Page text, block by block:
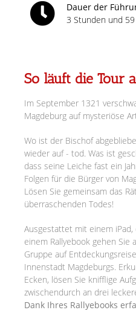
Dauer der
3 Stunden und
So läuft die Tour
Im September 1321
Magdeburg auf mysteriöse
Wo ist der Bischof
wieder auf - tod. Was ist
dass seine Leiche fast ein
Folgen für die Bürger von
Lösen Sie gemeinsam das
überraschenden Todes!
Ausgestattet mit einem
einem Rallyebook gehen Sie
Gruppe auf
Innenstadt Magdeburgs.
Ecken, lösen Sie knifflige
zwischendurch an drei
Dank Ihres Rallyebooks